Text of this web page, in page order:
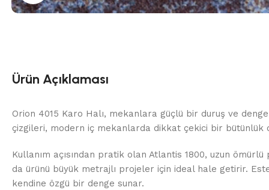
Ürün Açıklaması
Orion 4015 Karo Halı, mekanlara güçlü bir duruş ve
çizgileri, modern iç mekanlarda dikkat çekici bir bütünlük
Kullanım açısından pratik olan Atlantis 1800, uzun
da ürünü büyük metrajlı projeler için ideal hale getirir.
kendine özgü bir denge sunar.